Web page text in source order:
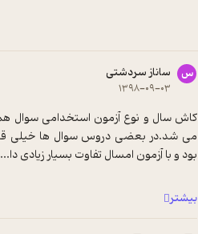
س ساناز سردشتی
۱۳۹۸-۰۹-۰۳
بود و با آزمون امسال تفاوت بسیار زیادی دا...
بیشتر